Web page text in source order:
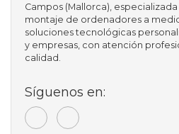
Campos (Mallorca),
montaje de ordenadores a
soluciones tecnológicas
y empresas, con atención
calidad.
Síguenos en: